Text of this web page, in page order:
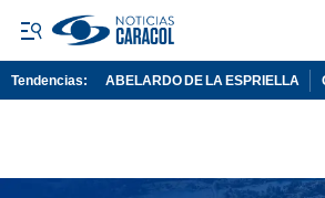
Tendencias: ABELARDO DE LA ESPRIELLA